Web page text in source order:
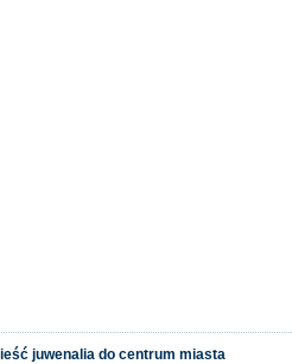
juwenalia do centrum miasta